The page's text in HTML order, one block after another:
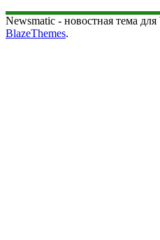
Newsmatic - новостная тема
BlazeThemes.